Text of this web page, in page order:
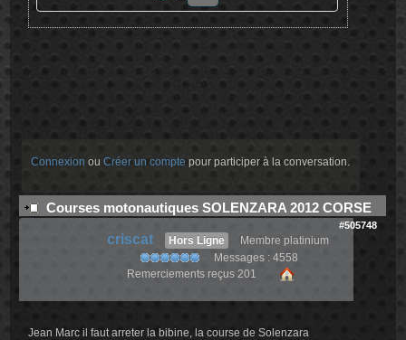
Connexion ouCréer un compte pour participer à la conversation.
Courses motonautiques SOLENZARA 2012 CORSE
#505748
criscat Hors Ligne
Membre platinium
Messages : 4558
Remerciements reçus 201
Jean Marc il faut arreter la bibine, la course de Solenzara